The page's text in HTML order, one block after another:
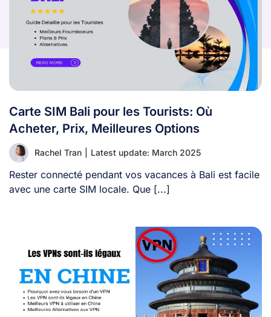
Carte SIM Bali pour les Tourists: Où
Acheter, Prix, Meilleures Options
Rachel Tran Latest update: March 2025
Rester connecté pendant vos vacances à Bali est facile
avec une carte SIM locale. Que [...]